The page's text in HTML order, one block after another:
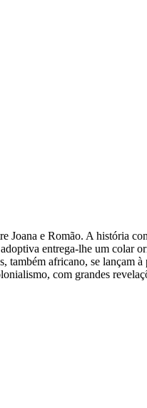
e Romão. A história
entrega-lhe um
africano, se lançam
com grandes